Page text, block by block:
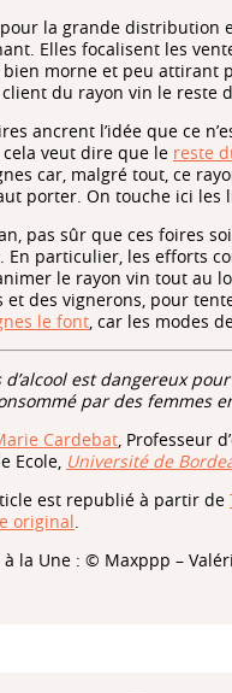
la grande distribution
Elles focalisent les
morne et peu attirant
du rayon vin le reste
ancrent l’idée que ce
cela veut dire que le reste
car, malgré tout, ce
porter. On touche ici les
pas sûr que ces foires
En particulier, les efforts
le rayon vin tout au
et des vignerons, pour
le font, car les modes
d’alcool est dangereux
par des femmes
Cardebat, Professeur
Ecole, Université de
est republié à partir de
original.
à la Une : © Maxppp –